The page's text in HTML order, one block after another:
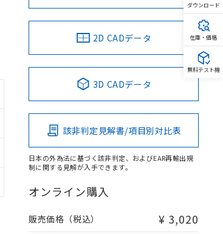
2D CADデータ
3D CADデータ
該非判定見解書/項目別対比表
日本の外為法に基づく該非判定、およびEAR再輸出規
制に関する見解が入手できます。
オンライン購入
販売価格（税込） ¥ 3,020
ダウンロード
在庫・価格
無料テスト機